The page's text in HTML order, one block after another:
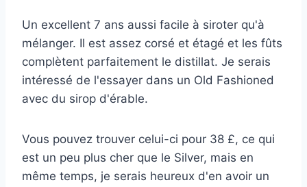
Un excellent 7 ans aussi facile à siroter qu'à
mélanger. Il est assez corsé et étagé et les fûts
complètent parfaitement le distillat. Je serais
intéressé de l'essayer dans un Old Fashioned
avec du sirop d'érable.
Vous pouvez trouver celui-ci pour 38 £, ce qui
est un peu plus cher que le Silver, mais en
même temps, je serais heureux d'en avoir un